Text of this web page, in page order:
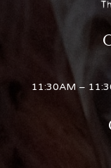
11:30AM –